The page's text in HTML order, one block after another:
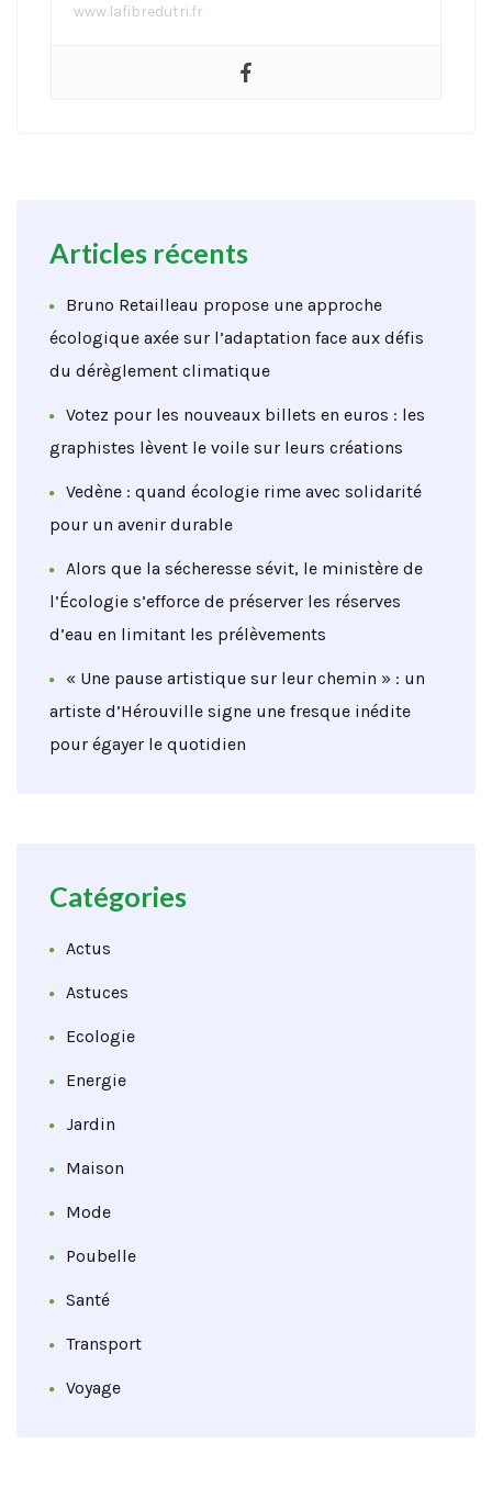
www.lafibredutri.fr
Articles récents
Bruno Retailleau propose une approche
écologique axée sur l’adaptation face aux défis
du dérèglement climatique
Votez pour les nouveaux billets en euros : les
graphistes lèvent le voile sur leurs créations
Vedène : quand écologie rime avec solidarité
pour un avenir durable
Alors que la sécheresse sévit, le ministère de
l’Écologie s’efforce de préserver les réserves
d’eau en limitant les prélèvements
« Une pause artistique sur leur chemin » : un
artiste d’Hérouville signe une fresque inédite
pour égayer le quotidien
Catégories
Actus
Astuces
Ecologie
Energie
Jardin
Maison
Mode
Poubelle
Santé
Transport
Voyage